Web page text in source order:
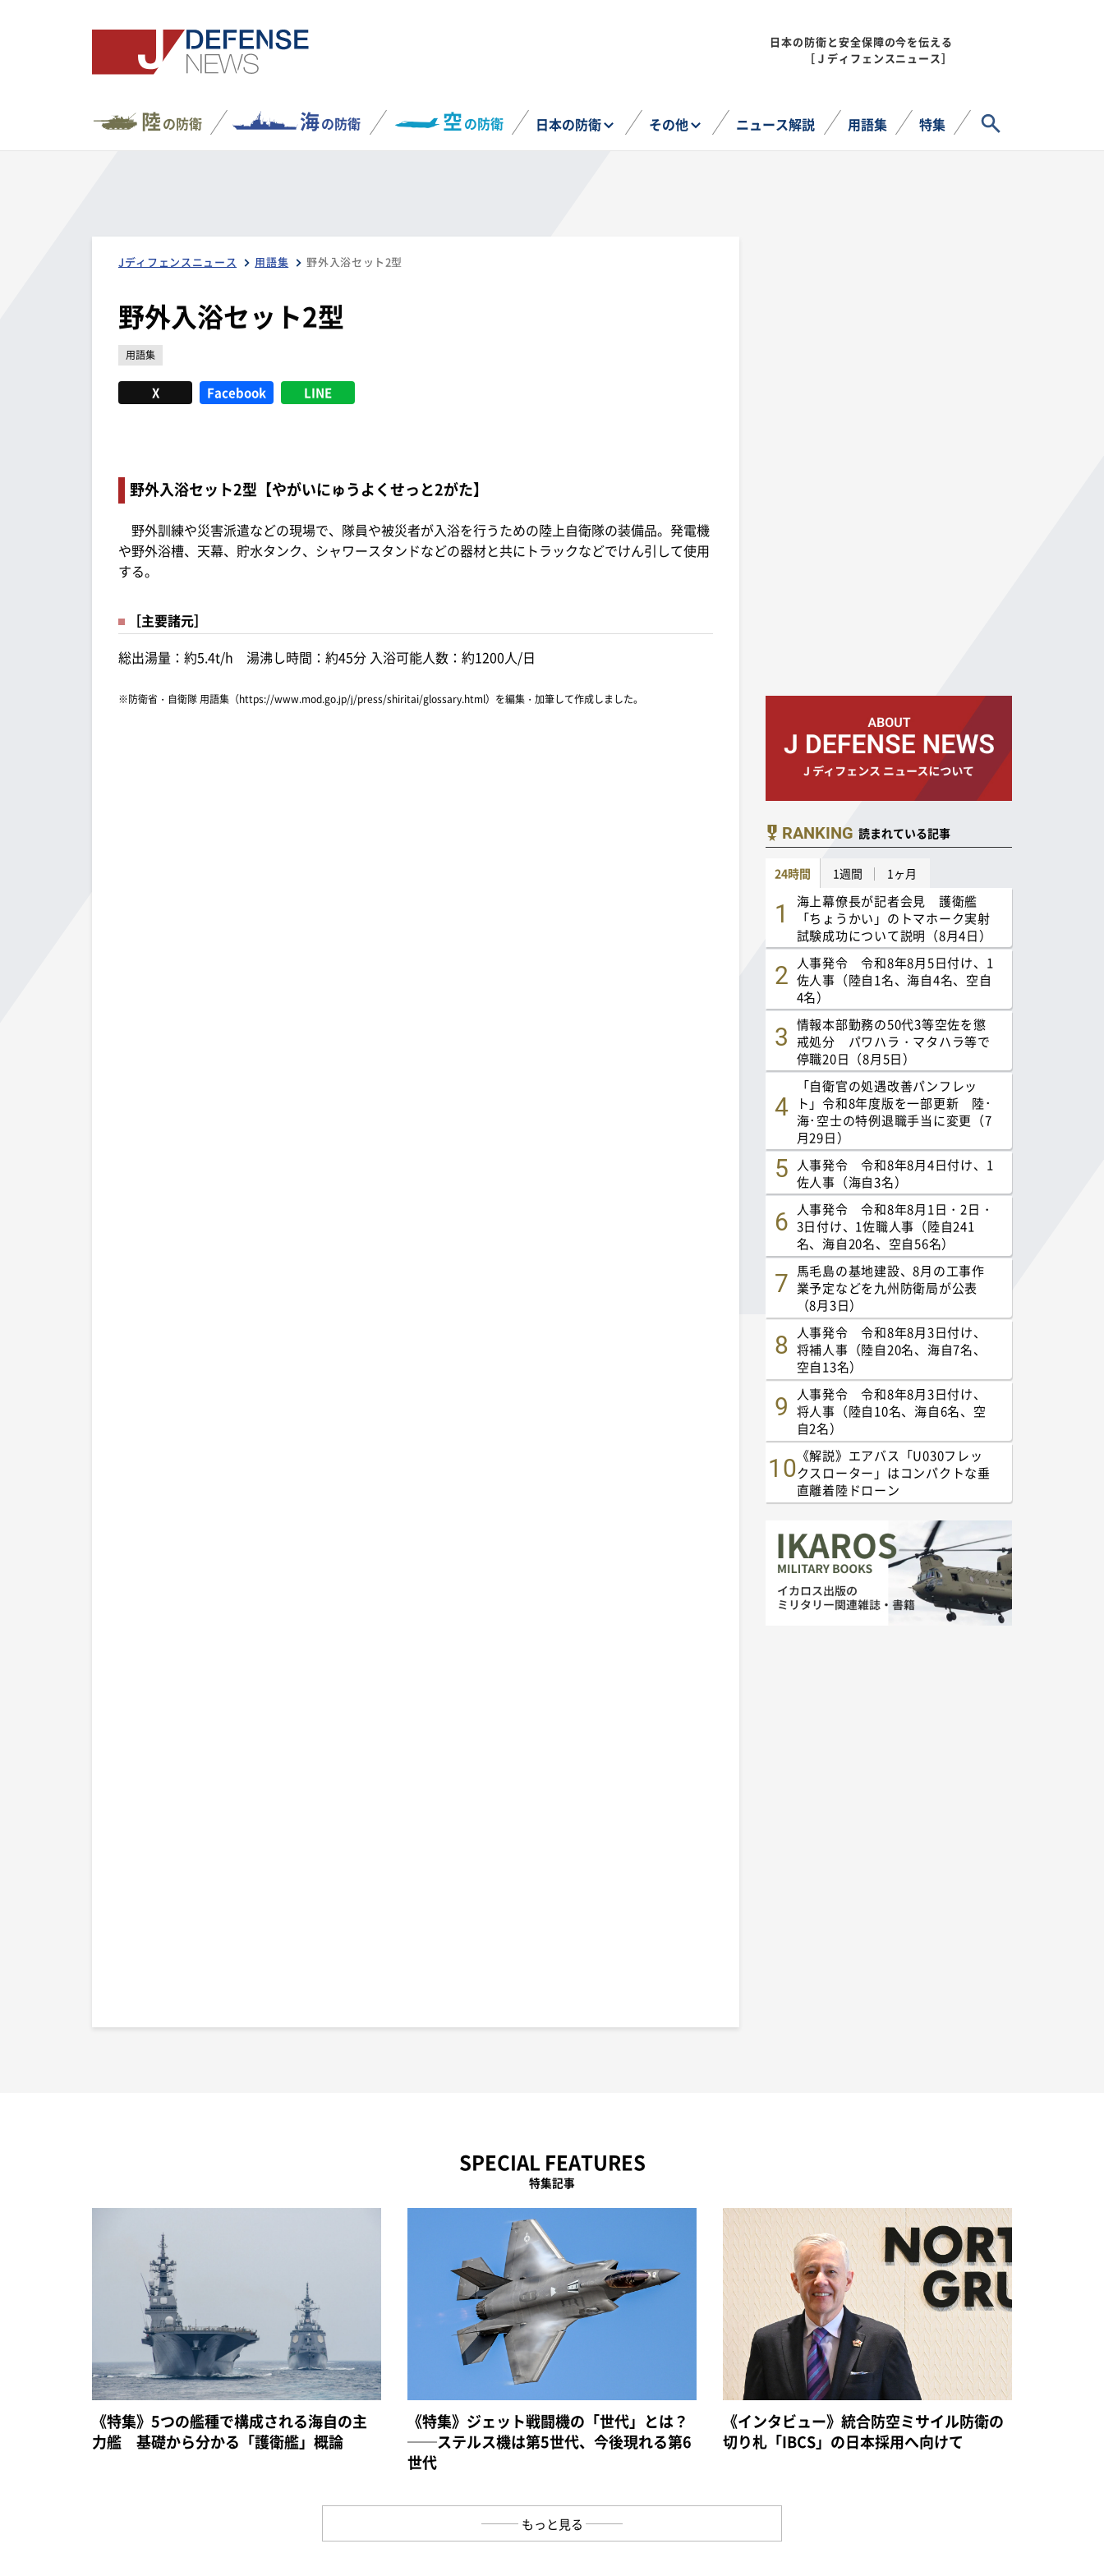
日本の防衛と安全保障の今を伝える
［Ｊディフェンスニュース］
陸の防衛 海の防衛 空の防衛 日本の防衛 その他 ニュース解説 用語集 特集
Jディフェンスニュース 用語集 野外入浴セット2型
野外入浴セット2型
用語集
X Facebook LINE
野外入浴セット2型【やがいにゅうよくせっと2がた】
野外訓練や災害派遣などの現場で、隊員や被災者が入浴を行うための陸上自衛隊の装備品。発電機
や野外浴槽、天幕、貯水タンク、シャワースタンドなどの器材と共にトラックなどでけん引して使用
する。
［主要諸元］
総出湯量：約5.4t/h 湯沸し時間：約45分 入浴可能人数：約1200人/日
※防衛省・自衛隊 用語集（https://www.mod.go.jp/j/press/shiritai/glossary.html）を編集・加筆して作成しました。
RANKING 読まれている記事
24時間 1週間 1ヶ月
海上幕僚長が記者会見 護衛艦
「ちょうかい」のトマホーク実射
試験成功について説明（8月4日）
人事発令 令和8年8月5日付け、1
佐人事（陸自1名、海自4名、空自
4名）
情報本部勤務の50代3等空佐を懲
戒処分 パワハラ・マタハラ等で
停職20日（8月5日）
「自衛官の処遇改善パンフレッ
ト」令和8年度版を一部更新 陸･
海･空士の特例退職手当に変更（7
月29日）
人事発令 令和8年8月4日付け、1
佐人事（海自3名）
人事発令 令和8年8月1日・2日・
3日付け、1佐職人事（陸自241
名、海自20名、空自56名）
馬毛島の基地建設、8月の工事作
業予定などを九州防衛局が公表
（8月3日）
人事発令 令和8年8月3日付け、
将補人事（陸自20名、海自7名、
空自13名）
人事発令 令和8年8月3日付け、
将人事（陸自10名、海自6名、空
自2名）
《解説》エアバス「U030フレッ
クスローター」はコンパクトな垂
直離着陸ドローン
SPECIAL FEATURES
特集記事
《特集》5つの艦種で構成される海自の主
力艦 基礎から分かる「護衛艦」概論
《特集》ジェット戦闘機の「世代」とは？
──ステルス機は第5世代、今後現れる第6
世代
《インタビュー》統合防空ミサイル防衛の
切り札「IBCS」の日本採用へ向けて
もっと見る